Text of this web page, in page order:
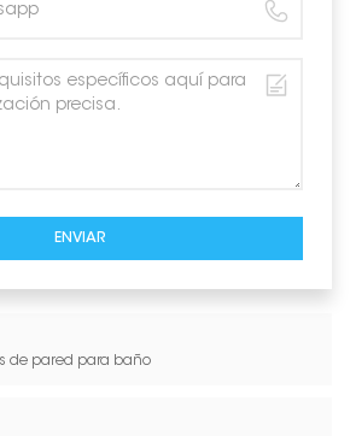
ENVIAR
de pared para baño